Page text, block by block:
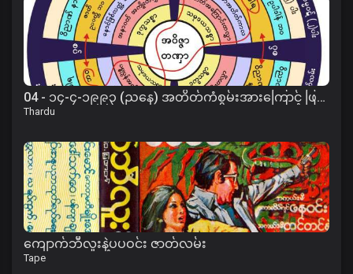
04 - ၁၄-၄-၁၉၉၃ (ညနေ) အတိတ်ကံစွမ်းအားကြောင့် ဖြစ်ပေါ်လာပုံတရား
Thardu
ကျောက်ဘီလူးနဲ့ပပဝင်း ဇာတ်လမ်း
Tape